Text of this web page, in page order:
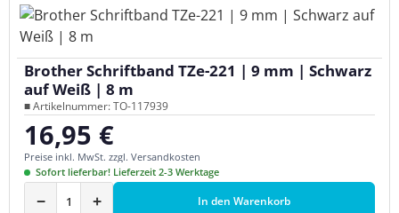
Brother Schriftband TZe-221 | 9 mm | Schwarz
auf Weiß | 8 m
■ Artikelnummer: TO-117939
Regulärer Preis:
16,95 €
Preise inkl. MwSt. zzgl. Versandkosten
Sofort lieferbar! Lieferzeit 2-3 Werktage
− + In den Warenkorb